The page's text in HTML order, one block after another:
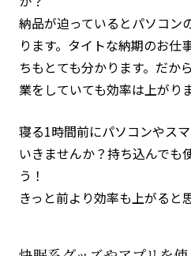
納品が迫っているとパソコン
ります。タイトな納期のお仕
ちもとても分かります。だか
業をしていても効率は上がり
寝る1時間前にパソコンやス
いきませんか？持ち込んでも
う！
きっと前より効率も上がると